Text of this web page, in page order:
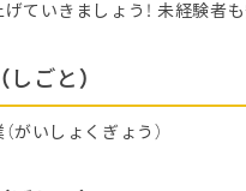
ていきましょう！ 未経験者
しごと）
がいしょくぎょう）